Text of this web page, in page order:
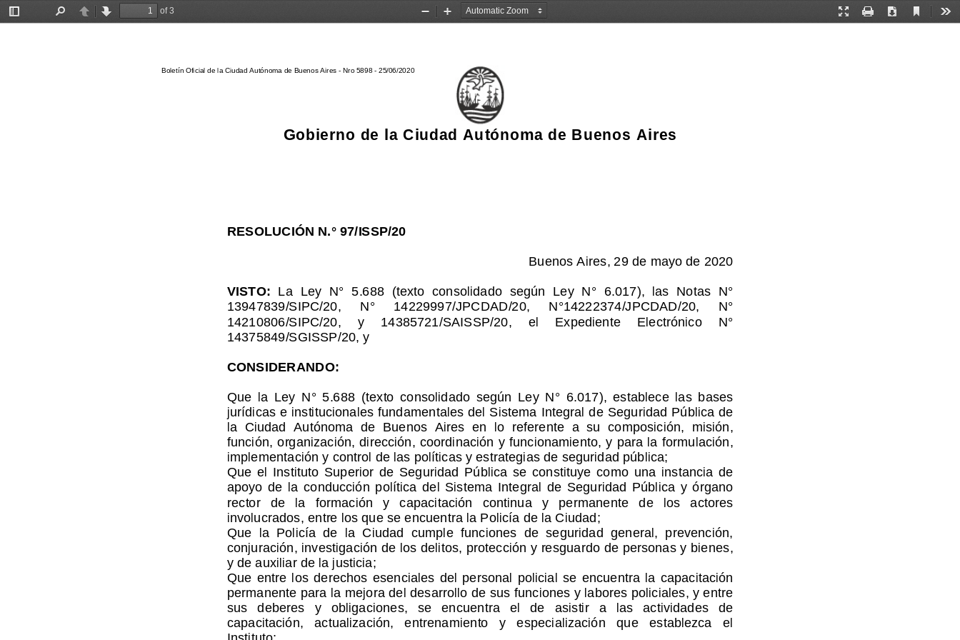
Toggle
PreviousNext
of 3
Presentation
Print Download
Current
Zoom
Zoom
Gobierno de la Ciudad Autónoma de Buenos Aires
RESOLUCIÓN N.° 97/ISSP/20
Buenos Aires, 29 de mayo de 2020
VISTO: La  Ley  N°  5.688  (texto  consolidado  según  Ley  N°  6.017),  las  Notas  N°
13947839/SIPC/20,     N°
14229997/JPCDAD/20,     N°14222374/JPCDAD/20,     N°
14210806/SIPC/20,     y     14385721/SAISSP/20,     el
Expediente     Electrónico     N°
14375849/SGISSP/20, y
CONSIDERANDO:
Que  la  Ley  N°  5.688  (texto  consolidado  según  Ley  N°  6.017),  establece  las  bases
jurídicas e institucionales fundamentales del Sistema Integral de Seguridad Pública de
la  Ciudad  Autónoma  de  Buenos  Aires
  en  lo
referente  a  su  composición,  misión,
función, organización, dirección, coordinación y funcionamiento, y para la formulación,
implementación y control de las políticas y estrategias de seguridad pública;
Que  el  Instituto  Superior  de  Seguridad  Pública  se  constituye  como  una  instancia  de
apoyo  de  la  conducción
  política  del  Sistema  Integral  de  Seguridad  Pública  y  órgano
rector   de   la   formación   y   capacitación   continua   y
   permanente   de   los   actores
involucrados, entre los que se encuentra la Policía de la Ciudad;
Que  la  Policía  de  la  Ciudad  cumple  funciones  de  seguridad  general,  prevención,
conjuración, investigación de los delitos, protección y resguardo de personas y bienes,
y de auxiliar de la justicia;
Que  entre  los  derechos  esenciales  del  personal  policial
  se  encuentra  la  capacitación
permanente para la mejora del desarrollo de sus funciones y labores policiales, y entre
sus   deberes   y   obligaciones,   se   encuentra
el   de   asistir   a   las   actividades   de
capacitación,   actualización,   entrenamiento   y   especialización   que   establezca
el
Instituto;
Boletín Oficial de la Ciudad Autónoma de Buenos Aires - Nro 5898 - 25/06/2020